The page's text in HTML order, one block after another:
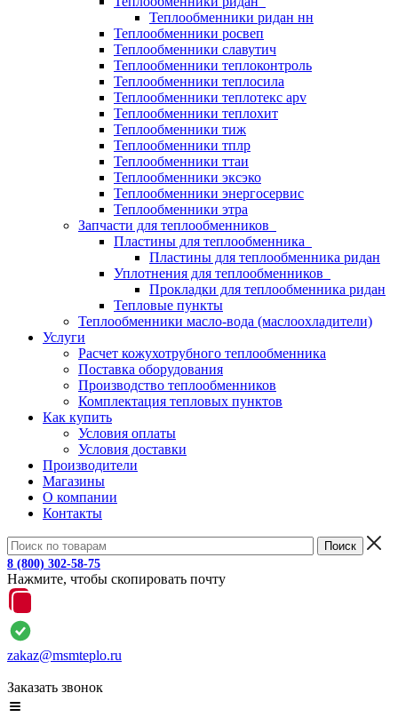
Теплообменники ридан нн
Теплообменники росвеп
Теплообменники славутич
Теплообменники теплоконтроль
Теплообменники теплосила
Теплообменники теплотекс apv
Теплообменники теплохит
Теплообменники тиж
Теплообменники тплр
Теплообменники ттаи
Теплообменники эксэко
Теплообменники энергосервис
Теплообменники этра
Запчасти для теплообменников
Пластины для теплообменника
Пластины для теплообменника ридан
Уплотнения для теплообменников
Прокладки для теплообменника ридан
Тепловые пункты
Теплообменники масло-вода (маслоохладители)
Услуги
Расчет кожухотрубного теплообменника
Поставка оборудования
Производство теплообменников
Комплектация тепловых пунктов
Как купить
Условия оплаты
Условия доставки
Производители
Магазины
О компании
Контакты
8 (800) 302-58-75
Нажмите, чтобы скопировать почту
zakaz@msmteplo.ru
Заказать звонок